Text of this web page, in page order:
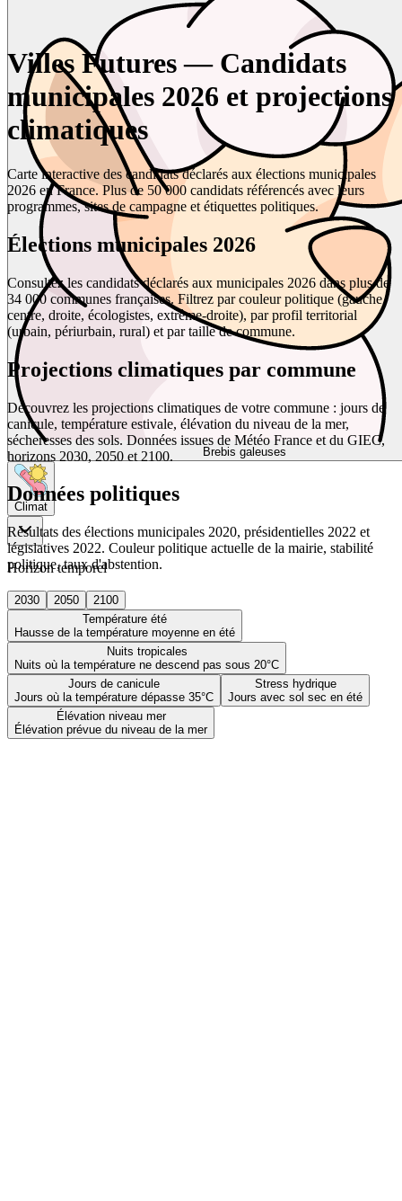
Brebis galeuses
Climat
Horizon temporel
2030 2050
2100
Température été
Hausse de la température moyenne en été
Nuits tropicales
Nuits où la température ne descend pas sous 20°C
Jours de canicule
Jours où la température dépasse 35°C
Stress hydrique
Jours avec sol sec en été
Élévation niveau mer
Élévation prévue du niveau de la mer
Villes Futures — Candidats
municipales 2026 et projections
climatiques
Carte interactive des candidats déclarés aux élections municipales
2026 en France. Plus de 50 000 candidats référencés avec leurs
programmes, sites de campagne et étiquettes politiques.
Élections municipales 2026
Consultez les candidats déclarés aux municipales 2026 dans plus de
34 000 communes françaises. Filtrez par couleur politique (gauche,
centre, droite, écologistes, extrême-droite), par profil territorial
(urbain, périurbain, rural) et par taille de commune.
Projections climatiques par commune
Découvrez les projections climatiques de votre commune : jours de
canicule, température estivale, élévation du niveau de la mer,
sécheresses des sols. Données issues de Météo France et du GIEC,
horizons 2030, 2050 et 2100.
Données politiques
Résultats des élections municipales 2020, présidentielles 2022 et
législatives 2022. Couleur politique actuelle de la mairie, stabilité
politique, taux d'abstention.